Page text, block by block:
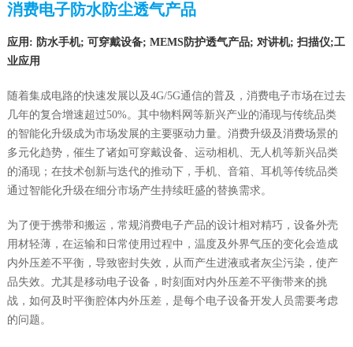
消费电子防水防尘透气产品
应用: 防水手机; 可穿戴设备; MEMS防护透气产品; 对讲机; 扫描仪;工
业应用
随着集成电路的快速发展以及4G/5G通信的普及，消费电子市场在过去
几年的复合增速超过50%。其中物料网等新兴产业的涌现与传统品类
的智能化升级成为市场发展的主要驱动力量。消费升级及消费场景的
多元化趋势，催生了诸如可穿戴设备、运动相机、无人机等新兴品类
的涌现；在技术创新与迭代的推动下，手机、音箱、耳机等传统品类
通过智能化升级在细分市场产生持续旺盛的替换需求。
为了便于携带和搬运，常规消费电子产品的设计相对精巧，设备外壳
用材轻薄，在运输和日常使用过程中，温度及外界气压的变化会造成
内外压差不平衡，导致密封失效，从而产生进液或者灰尘污染，使产
品失效。尤其是移动电子设备，时刻面对内外压差不平衡带来的挑
战，如何及时平衡腔体内外压差，是每个电子设备开发人员需要考虑
的问题。